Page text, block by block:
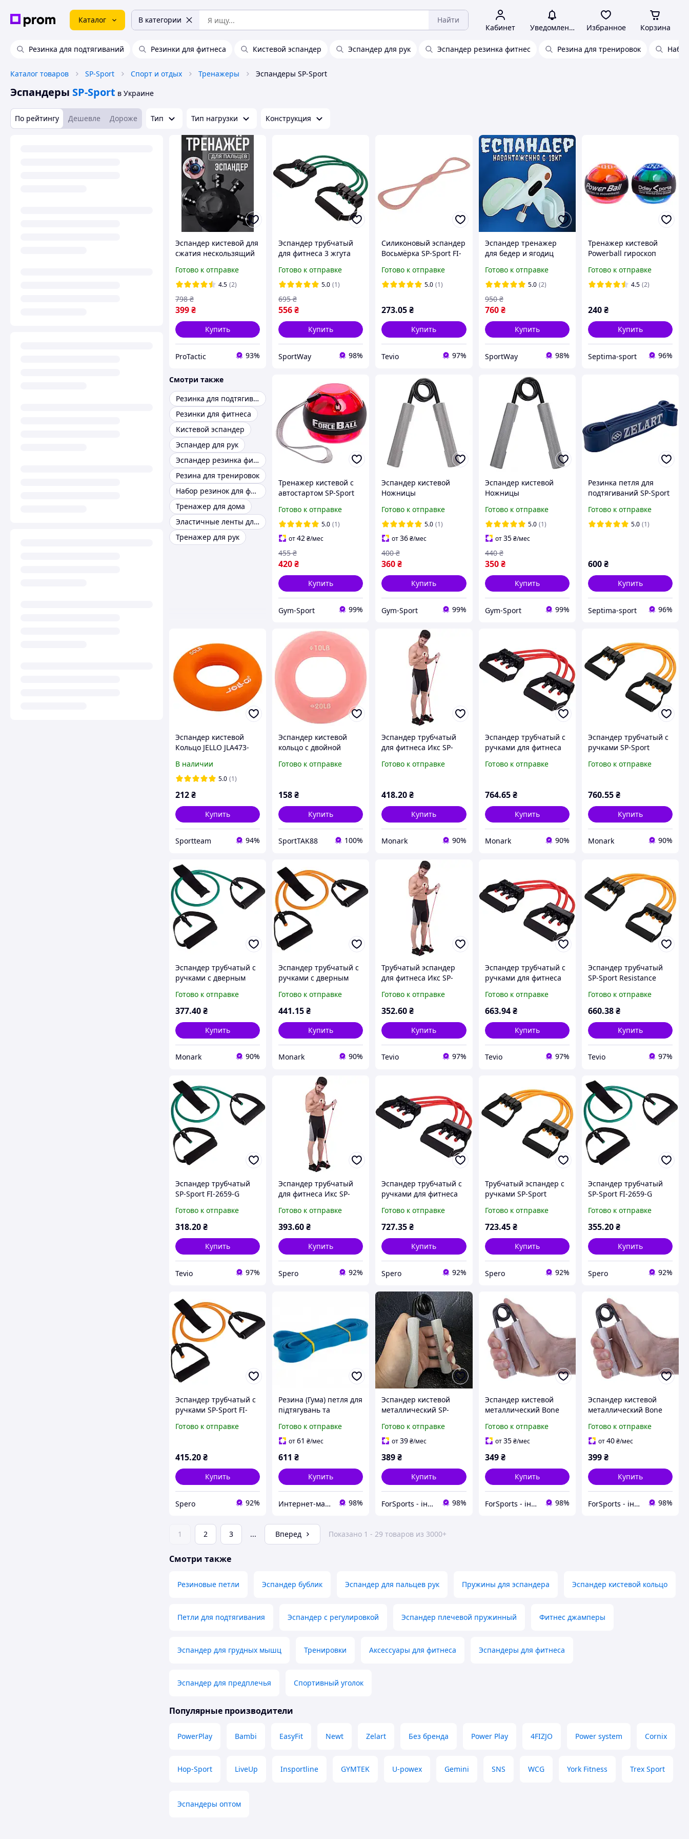
Каталог В категории Найти
Кабинет Уведомления Избранное Корзина
Резинка для подтягиваний Резинки для фитнеса Кистевой эспандер Эспандер для рук Эспандер резинка фитнес Резина для тренировок
Каталог товаров SP-Sport Спорт и отдых Тренажеры Эспандеры SP-Sport
Эспандеры SP-Sport в Украине
По рейтингу Дешевле Дороже Тип Тип нагрузки Конструкция
Эспандер кистевой для
сжатия нескользящий
тренажер для
укрепления пальцев
рук предплечья
Готово к отправке
4.5 (2)
399₴
798 ₴
Купить
ProTactic 93%
Эспандер трубчатый
для фитнеса 3 жгута
резинка с ручками для
упражнений фитнеса
растяжки
Готово к отправке
5.0 (1)
556₴
695 ₴
Купить
SportWay 98%
Силиконовый эспандер
Восьмёрка SP-Sport FI-
фитнеса и йоги 15LB
Готово к отправке
5.0 (1)
273.05₴
Купить
Tevio 97%
Эспандер тренажер
для бедер и ягодиц
тренажер для девушек
6-18кг с регулировкой
нагрузки
Готово к отправке
5.0 (2)
760 ₴
950 ₴
Купить
SportWay 98%
Тренажер кистевой
Powerball гироскоп
Готово к отправке
4.5 (2)
240₴
Купить
Septima-sport 96%
Смотри также
Резинка для подтягиваний
Резинки для фитнеса
Кистевой эспандер
Эспандер для рук
Эспандер резинка фитнес
Резина для тренировок
Набор резинок для фитнеса
Тренажер для дома
Эластичные ленты для фитнеса
Тренажер для рук
Тренажер кистевой с
автостартом SP-Sport
0037 цвета в
ассортименте
Готово к отправке
5.0 (1)
от42₴/мес
420₴
455 ₴
Купить
Gym-Sport 99%
Эспандер кистевой
Ножницы
Bone Crusher SP-Sport
FI-4125-200LB нагрузка
90кг
Готово к отправке
5.0 (1)
от36₴/мес
360₴
400 ₴
Купить
Gym-Sport 99%
Эспандер кистевой
Ножницы
Bone Crusher SP-Sport
FI-4125-150LB нагрузка
67,5кг
Готово к отправке
5.0 (1)
от35 ₴/мес
350 ₴
440 ₴
Купить
Gym-Sport 99%
Резинка петля для
подтягиваний SP-Sport
синий
Готово к отправке
5.0 (1)
600₴
Купить
Septima-sport 96%
Эспандер кистевой
Кольцо JELLO JLA473-
В наличии
5.0 (1)
212₴
Купить
Sportteam 94%
Эспандер кистевой
кольцо с двойной
9472 1шт ø73мм
Готово к отправке
158₴
Купить
SportTAK88 100%
Эспандер трубчатый
для фитнеса Икс SP-
комплексных
Готово к отправке
418.20₴
Купить
Monark 90%
Эспандер трубчатый с
ручками для фитнеса
Band 8021-30 75см
Готово к отправке
764.65 ₴
Купить
Monark 90%
Эспандер трубчатый с
ручками SP-Sport
нагрузка 18кг для
Готово к отправке
760.55₴
Купить
Monark 90%
Эспандер трубчатый с
ручками с дверным
2659-G нагрузка-7кг
длина-120см зеленый
Готово к отправке
377.40₴
Купить
Monark 90%
Эспандер трубчатый с
ручками с дверным
2659-OR, нагрузка 18кг,
оранжевый
Готово к отправке
441.15₴
Купить
Monark 90%
Трубчатый эспандер
для фитнеса Икс SP-
комплексных
тренировок
Готово к отправке
352.60₴
Купить
Tevio 97%
Эспандер трубчатый с
ручками для фитнеса
Band 8021-30 75см
красный 13,5кг
Готово к отправке
663.94 ₴
Купить
Tevio 97%
Эспандер трубчатый
SP-Sport Resistance
для тренировок
нагрузка 18кг
Готово к отправке
660.38₴
Купить
Tevio 97%
Эспандер трубчатый
SP-Sport FI-2659-G
тренировки с ручками
и дверным фиксатором
Готово к отправке
318.20₴
Купить
Tevio 97%
Эспандер трубчатый
для фитнеса Икс SP-
комплексных
тренировок
Готово к отправке
393.60₴
Купить
Spero 92%
Эспандер трубчатый с
ручками для фитнеса
Band 8021-30 75см
красный 13,5кг
Готово к отправке
727.35₴
Купить
Spero 92%
Трубчатый эспандер с
ручками SP-Sport
желтый, нагрузка 18кг
для тренировок
Готово к отправке
723.45 ₴
Купить
Spero 92%
Эспандер трубчатый
SP-Sport FI-2659-G
тренировки с ручками
и дверным фиксатором
Готово к отправке
355.20₴
Купить
Spero 92%
Эспандер трубчатый с
ручками SP-Sport FI-
для фитнеса нагрузка
Готово к отправке
415.20₴
Купить
Spero 92%
Резина (Гума) петля для
підтягувань та
силова SP-Sport Fitness
LINE 35-50кг синій
Готово к отправке
от61 ₴/мес
611 ₴
Купить
Интернет-магазин «SPORT MANIA» 98%
Эспандер кистевой
металлический SP-
4125-100LB нагрузка
45кг
Готово к отправке
от39₴/мес
389₴
Купить
ForSports - інтернет-магазин спортивних товарів 98%
Эспандер кистевой
металлический Bone
4125-150LB нагрузка
67,5 кг
Готово к отправке
от35 ₴/мес
349 ₴
Купить
ForSports - інтернет-магазин спортивних товарів 98%
Эспандер кистевой
металлический Bone
4125-250LB нагрузка
112,5 кг
Готово к отправке
от40₴/мес
399₴
Купить
ForSports - інтернет-магазин спортивних товарів 98%
1 2 3 ... Вперед Показано 1 - 29 товаров из 3000+
Смотри также
Резиновые петли Эспандер бублик Эспандер для пальцев рук Пружины для эспандера Эспандер кистевой кольцо
Петли для подтягивания Эспандер с регулировкой Эспандер плечевой пружинный Фитнес джамперы
Эспандер для грудных мышц Тренировки Аксессуары для фитнеса Эспандеры для фитнеса
Эспандер для предплечья Спортивный уголок
Популярные производители
PowerPlay Bambi EasyFit Newt Zelart Без бренда Power Play 4FIZJO Power system Cornix
Hop-Sport LiveUp Insportline GYMTEK U-powex Gemini SNS WCG York Fitness Trex Sport
Эспандеры оптом